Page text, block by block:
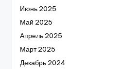
Июнь 2025
Май 2025
Апрель 2025
Март 2025
Декабрь 2024